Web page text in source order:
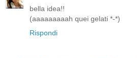
bella idea!!
(aaaaaaaaah quei gelati *-*)
Rispondi